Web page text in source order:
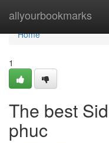
allyourbookmarks
Home
Home
1
The best
phuc